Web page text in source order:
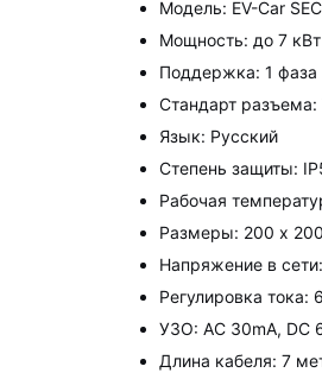
Модель: EV-Car
Мощность: до 7 кВт
Поддержка: 1 фаза
Стандарт разъема:
Язык: Русский
Степень защиты:
Рабочая
Размеры: 200 x
Напряжение в
Регулировка тока:
УЗО: AC 30mA, DC
Длина кабеля: 7